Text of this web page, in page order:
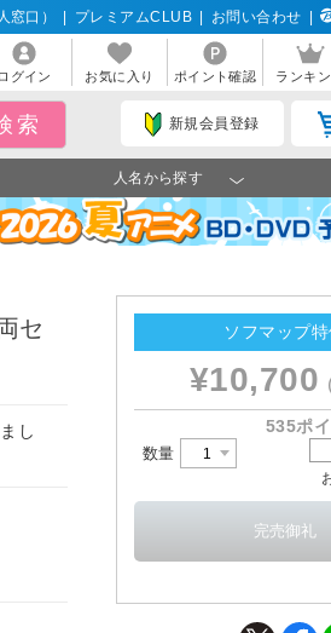
窓口） プレミアムCLUB お問い合わせ
ログイン お気に入り ポイント確認 ランキ
新規会員登録
人名から探す
セ
し
ソフマップ特
¥10,700
535ポ
数量